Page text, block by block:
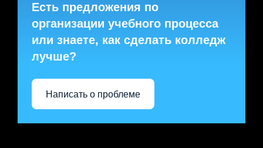
Есть предложения по
организации учебного процесса
или знаете, как сделать колледж
лучше?
Написать о проблеме